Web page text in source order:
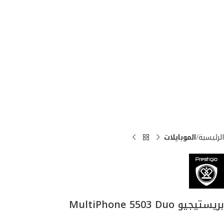
الرئيسية الموبايلات
بريستيجيو MultiPhone 5503 Duo